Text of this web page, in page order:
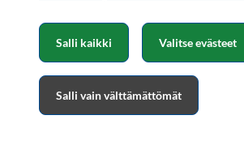
Salli kaikki
Salli vain välttämättömät
Valitse evästeet
14.5.2025 09:46
Mainitsemani asiat ovat
Unohtamalla ne ja eläen vain omassa